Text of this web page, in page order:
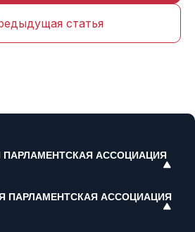
статья
АССОЦИАЦИЯ
ПАРЛАМЕНТСКАЯ АССОЦИАЦИЯ